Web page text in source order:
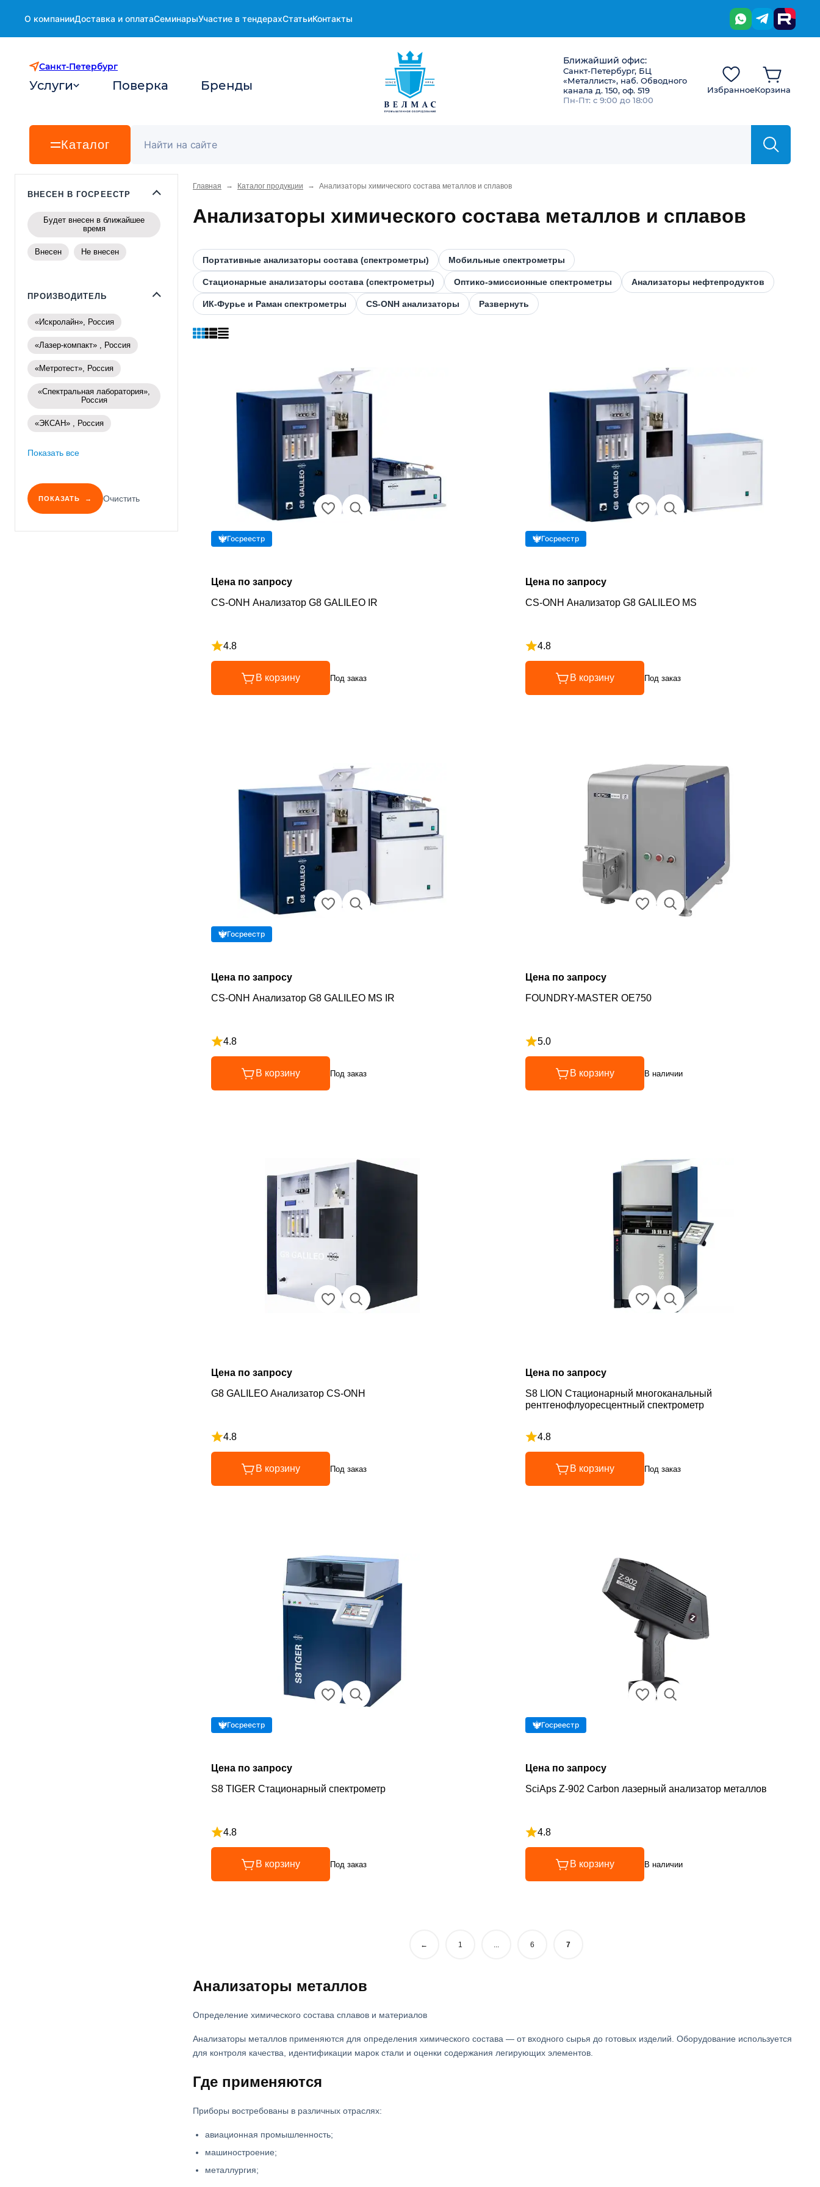
О компанииДоставка и оплатаСеминарыУчастие в тендерахСтатьиКонтакты
Санкт-Петербург
Услуги Поверка Бренды
Ближайший офис:
Санкт-Петербург, БЦ
«Металлист», наб. Обводного
канала д. 150, оф. 519
Пн-Пт: с 9:00 до 18:00
ИзбранноеКорзина
Каталог
Главная → Каталог продукции → Анализаторы химического состава металлов и сплавов
Анализаторы химического состава металлов и сплавов
Портативные анализаторы состава (спектрометры) Мобильные спектрометры
Стационарные анализаторы состава (спектрометры) Оптико-эмиссионные спектрометры Анализаторы нефтепродуктов
ИК-Фурье и Раман спектрометры CS-ONH анализаторы Развернуть
Госреестр
Цена по запросу
CS-ONH Анализатор G8 GALILEO IR
4.8
Рейтинг 4.8 из 5
В корзину Под заказ
Госреестр
Цена по запросу
CS-ONH Анализатор G8 GALILEO MS
4.8
Рейтинг 4.8 из 5
В корзину Под заказ
Госреестр
Цена по запросу
CS-ONH Анализатор G8 GALILEO MS IR
4.8
Рейтинг 4.8 из 5
В корзину Под заказ
Цена по запросу
FOUNDRY-MASTER OE750
5.0
Рейтинг 5 из 5
В корзину В наличии
Цена по запросу
G8 GALILEO Анализатор CS-ONH
4.8
Рейтинг 4.8 из 5
В корзину Под заказ
Цена по запросу
S8 LION Стационарный многоканальный
рентгенофлуоресцентный спектрометр
4.8
Рейтинг 4.8 из 5
В корзину Под заказ
Госреестр
Цена по запросу
S8 TIGER Стационарный спектрометр
4.8
Рейтинг 4.8 из 5
В корзину Под заказ
Госреестр
Цена по запросу
SciAps Z-902 Carbon лазерный анализатор металлов
4.8
Рейтинг 4.8 из 5
В корзину В наличии
← 1 6 7
Анализаторы металлов
Определение химического состава сплавов и материалов
Анализаторы металлов применяются для определения химического состава — от входного сырья до готовых изделий. Оборудование используется
для контроля качества, идентификации марок стали и оценки содержания легирующих элементов.
Где применяются
Приборы востребованы в различных отраслях:
авиационная промышленность;
машиностроение;
металлургия;
ВНЕСЕН В ГОСРЕЕСТР
Будет внесен в ближайшее
время
Внесен Не внесен
ПРОИЗВОДИТЕЛЬ
«Искролайн», Россия
«Лазер-компакт» , Россия
«Метротест», Россия
«Спектральная лаборатория»,
Россия
«ЭКСАН» , Россия
Показать все
ПОКАЗАТЬ Очистить